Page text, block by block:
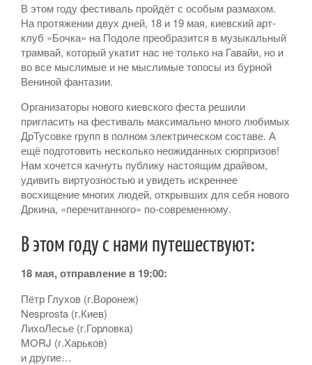
В этом году фестиваль пройдёт с особым размахом.
На протяжении двух дней, 18 и 19 мая, киевский арт-
клуб «Бочка» на Подоле преобразится в музыкальный
трамвай, который укатит нас не только на Гавайи, но и
во все мыслимые и не мыслимые топосы из бурной
Вениной фантазии.
Организаторы нового киевского феста решили
пригласить на фестиваль максимально много любимых
ДрТусовке групп в полном электрическом составе. А
ещё подготовить несколько неожиданных сюрпризов!
Нам хочется качнуть публику настоящим драйвом,
удивить виртуозностью и увидеть искреннее
восхищение многих людей, открывших для себя нового
Дркина, «перечитанного» по-современному.
В этом году с нами путешествуют:
18 мая, отправление в 19:00:
Пётр Глухов (г.Воронеж)
Nesprosta (г.Киев)
ЛихоЛесье (г.Горловка)
MORJ (г.Харьков)
и другие…